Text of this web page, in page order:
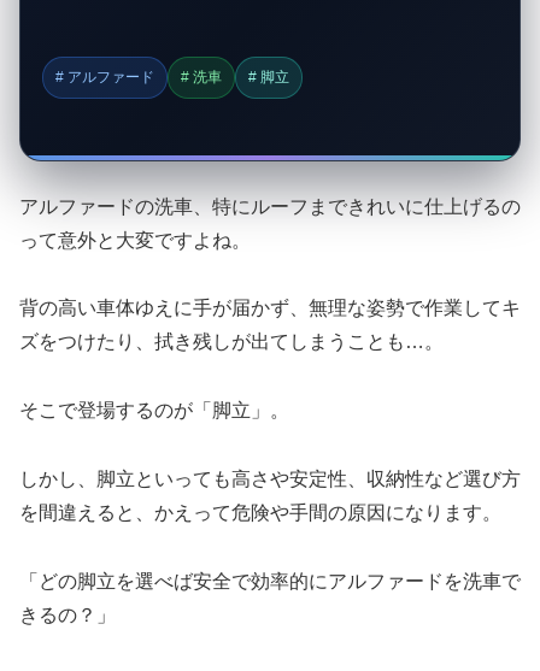
# アルファード # 洗車 # 脚立
アルファードの洗車、特にルーフまできれいに仕上げるの
って意外と大変ですよね。
背の高い車体ゆえに手が届かず、無理な姿勢で作業してキ
ズをつけたり、拭き残しが出てしまうことも…。
そこで登場するのが「脚立」。
しかし、脚立といっても高さや安定性、収納性など選び方
を間違えると、かえって危険や手間の原因になります。
「どの脚立を選べば安全で効率的にアルファードを洗車で
きるの？」